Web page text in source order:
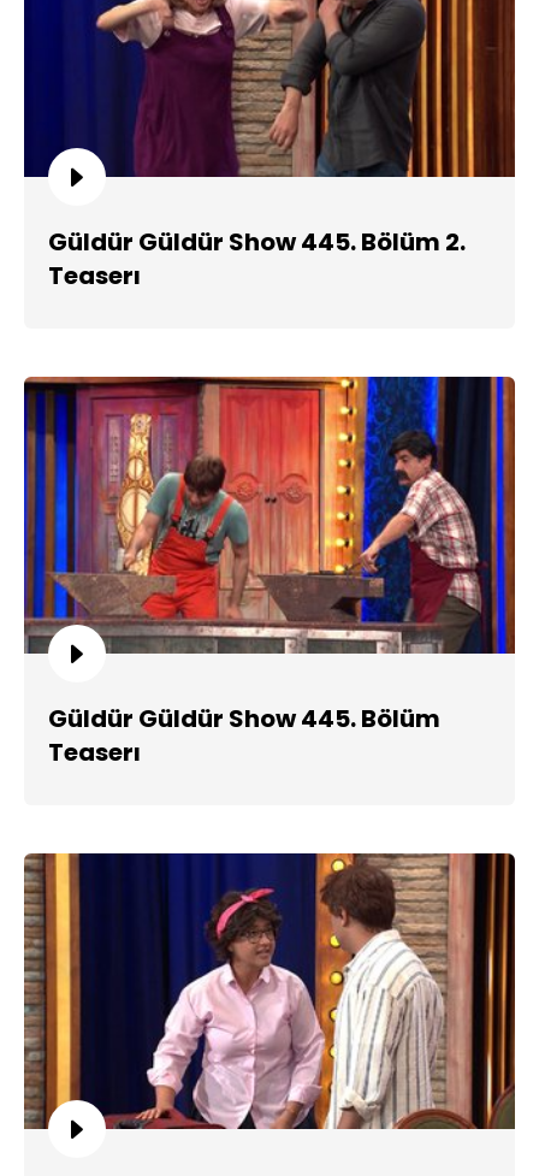
Güldür Güldür Show 445. Bölüm 2.
Teaserı
Güldür Güldür Show 445. Bölüm
Teaserı